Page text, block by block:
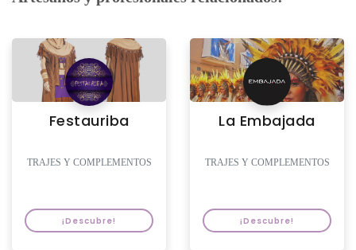
Festauriba
TRAJES Y COMPLEMENTOS
¡Descubre!
La Embajada
TRAJES Y COMPLEMENTOS
¡Descubre!